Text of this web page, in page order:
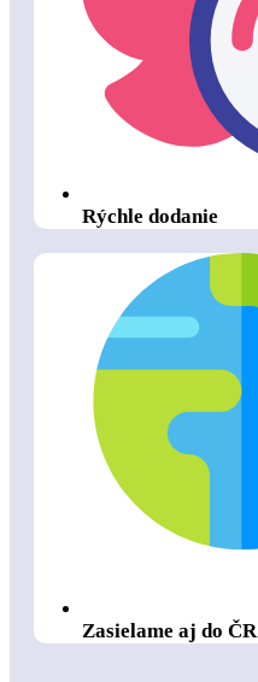
Rýchle dodanie
Zasielame aj do ČR